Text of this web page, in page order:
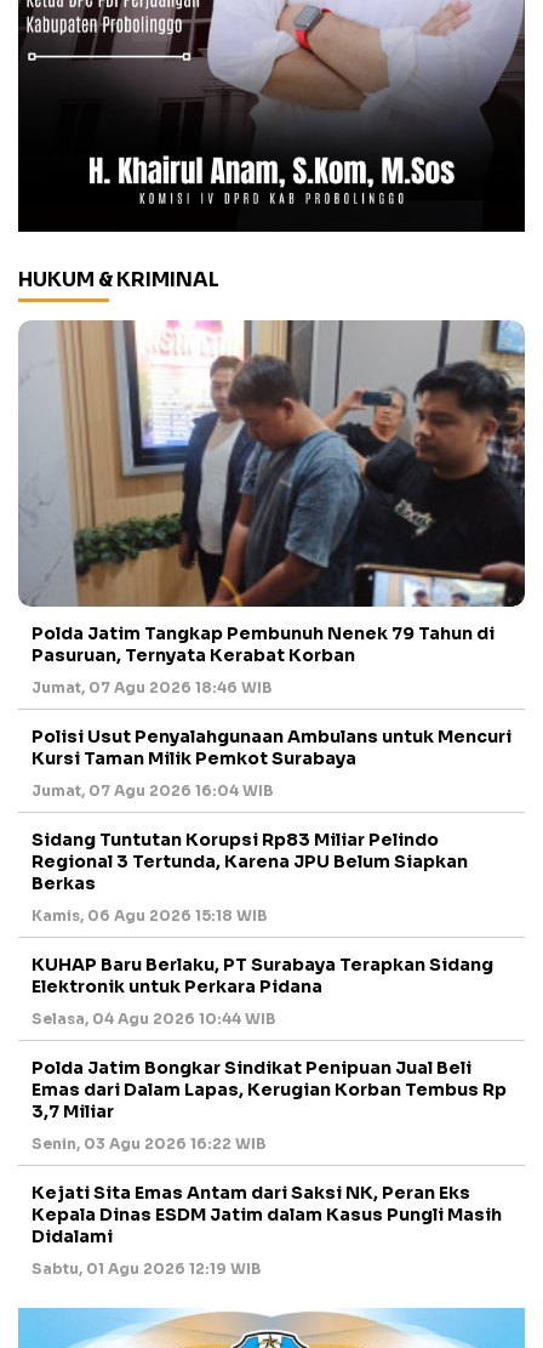
HUKUM & KRIMINAL
Polda Jatim Tangkap Pembunuh Nenek 79 Tahun di
Pasuruan, Ternyata Kerabat Korban
Jumat, 07 Agu 2026 18:46 WIB
Polisi Usut Penyalahgunaan Ambulans untuk Mencuri
Kursi Taman Milik Pemkot Surabaya
Jumat, 07 Agu 2026 16:04 WIB
Sidang Tuntutan Korupsi Rp83 Miliar Pelindo
Regional 3 Tertunda, Karena JPU Belum Siapkan
Berkas
Kamis, 06 Agu 2026 15:18 WIB
KUHAP Baru Berlaku, PT Surabaya Terapkan Sidang
Elektronik untuk Perkara Pidana
Selasa, 04 Agu 2026 10:44 WIB
Polda Jatim Bongkar Sindikat Penipuan Jual Beli
Emas dari Dalam Lapas, Kerugian Korban Tembus Rp
3,7 Miliar
Senin, 03 Agu 2026 16:22 WIB
Kejati Sita Emas Antam dari Saksi NK, Peran Eks
Kepala Dinas ESDM Jatim dalam Kasus Pungli Masih
Didalami
Sabtu, 01 Agu 2026 12:19 WIB